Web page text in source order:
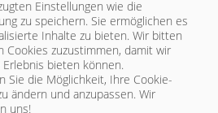
Einstellungen wie die
zu speichern. Sie ermöglichen es
Inhalte zu bieten. Wir bitten
Cookies zuzustimmen, damit wir
bieten können.
Sie die Möglichkeit, Ihre Cookie-
ändern und anzupassen. Wir
uns!